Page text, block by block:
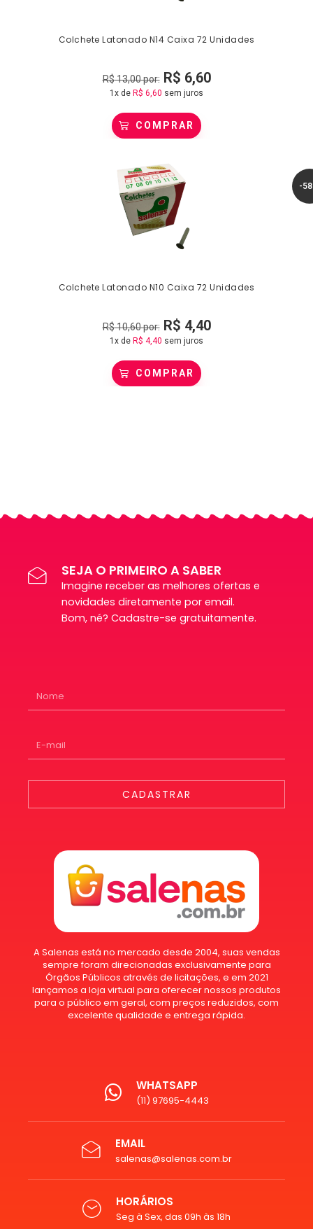
Colchete Latonado N14 Caixa 72 Unidades
R$13,00por: R$ 6,60
1x de R$ 6,60 sem juros
COMPRAR
-
Colchete Latonado N10 Caixa 72 Unidades
R$10,60por: R$ 4,40
1x de R$ 4,40 sem juros
COMPRAR
SEJA O PRIMEIRO A SABER
Imagine receber as melhores ofertas e
novidades diretamente por email.
Bom, né? Cadastre-se gratuitamente.
CADASTRAR
A Salenas está no mercado desde 2004, suas vendas
sempre foram direcionadas exclusivamente para
Órgãos Públicos através de licitações, e em 2021
lançamos a loja virtual para oferecer nossos produtos
para o público em geral, com preços reduzidos, com
excelente qualidade e entrega rápida.
WHATSAPP
(11) 97695-4443
EMAIL
salenas@salenas.com.br
HORÁRIOS
Seg à Sex, das 09h às 18h